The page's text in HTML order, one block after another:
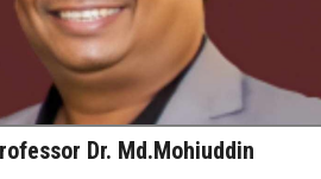
Dr. Md.Mohiuddin